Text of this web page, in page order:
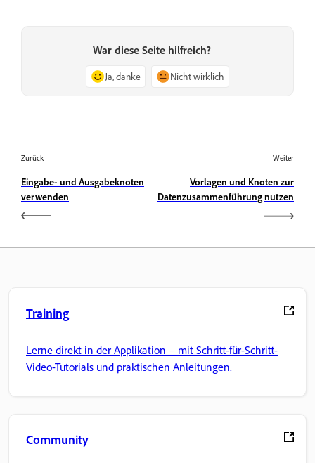
War diese Seite hilfreich?
Ja, danke Nicht wirklich
Zurück
Eingabe- und Ausgabeknoten
verwenden
Weiter
Vorlagen und Knoten zur
Datenzusammenführung nutzen
Training
Lerne direkt in der Applikation – mit Schritt-für-Schritt-
Video-Tutorials und praktischen Anleitungen.
Community